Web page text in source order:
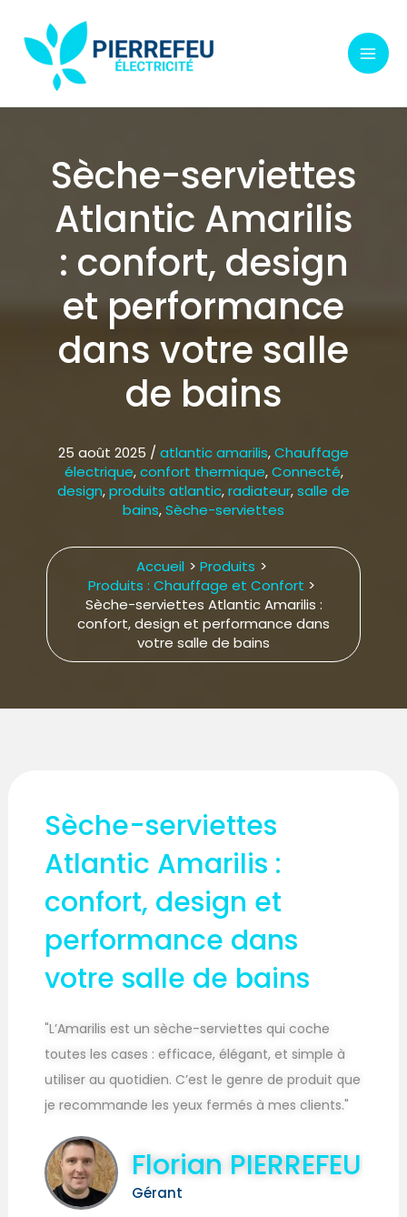
contenu
Sèche-serviettes
Atlantic Amarilis
: confort, design
et performance
dans votre salle
de bains
25 août 2025 / atlantic amarilis,Chauffage
électrique,confort thermique,Connecté,
design,produits atlantic,radiateur,salle de
bains,Sèche-serviettes
Accueil
Produits
Produits : Chauffage et Confort
Sèche-serviettes Atlantic Amarilis :
confort, design et performance dans
votre salle de bains
Sèche-serviettes
Atlantic Amarilis :
confort, design et
performance dans
votre salle de bains
"L’Amarilis est un sèche-serviettes qui coche
toutes les cases : efficace, élégant, et simple à
utiliser au quotidien. C’est le genre de produit que
je recommande les yeux fermés à mes clients."
Florian PIERREFEU
Gérant